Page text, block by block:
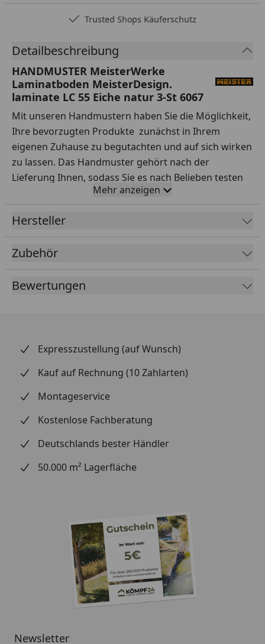
Trusted Shops Käuferschutz
Detailbeschreibung
HANDMUSTER MeisterWerke
Laminatboden MeisterDesign.
laminate LC 55 Eiche natur 3-St 6067
Mit unseren Handmustern haben Sie die Möglichkeit,
Ihre bevorzugten Produkte zunächst in Ihrem
eigenen Zuhause zu begutachten und auf sich wirken
zu lassen. Das Handmuster gehört nach der
Lieferung Ihnen, sodass Sie es nach Belieben testen
Ihre Vorteile auf einen Blick:
verschiedener Sortimente, Hersteller, Preisklassen
und Qualitäten ausgiebig.
Praxisnahe Tests:
Simulieren Sie den Alltag – wie
Sie ruhig mal einen Hammer fallen oder stellen Sie
dann hin. Beobachten Sie, ob sich der Stuhl in den
Schuhen, scharfe Kratzer – testen Sie, wie robust
Wand – vertikal und horizontal, um die
Esstisch oder Bett? Welche Terrassendiele passt zu
Ihren Gartenmöbeln und Pflanzkästen?
Einfache Reinigung: Prüfen Sie, wie leicht sich das
Muster reinigen lässt und ob Speisereste oder
Schmutz leicht zu entfernen sind.
Bestellprozess für Ihr Handmuster:
Handmuster-Bestellung auf und nehmen Sie sich
Mehr anzeigen
Hersteller
Zubehör
Bewertungen
Expresszustellung (auf Wunsch)
Kauf auf Rechnung (10 Zahlarten)
Montageservice
Kostenlose Fachberatung
Deutschlands bester Händler
50.000 m² Lagerfläche
Newsletter